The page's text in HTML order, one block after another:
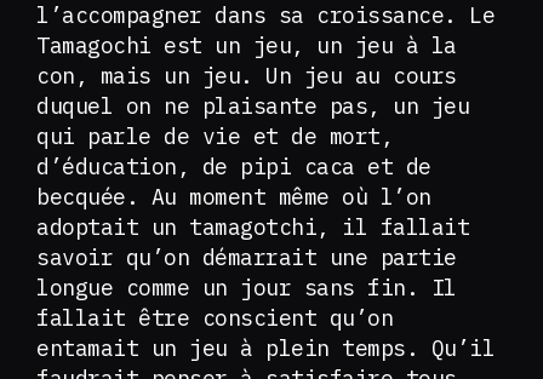
l’accompagner dans sa croissance. Le
Tamagochi est un jeu, un jeu à la
con, mais un jeu. Un jeu au cours
duquel on ne plaisante pas, un jeu
qui parle de vie et de mort,
d’éducation, de pipi caca et de
becquée. Au moment même où l’on
adoptait un tamagotchi, il fallait
savoir qu’on démarrait une partie
longue comme un jour sans fin. Il
fallait être conscient qu’on
entamait un jeu à plein temps. Qu’il